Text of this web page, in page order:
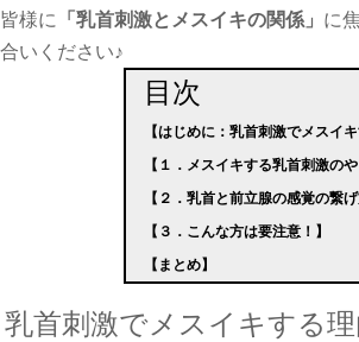
様に 「乳首刺激とメスイキの関係」 に
いください♪
目次
【はじめに：乳首刺激でメスイキ
【１．メスイキする乳首刺激のや
【２．乳首と前立腺の感覚の繋げ
【３．こんな方は要注意！】
【まとめ】
乳首刺激でメスイキする理